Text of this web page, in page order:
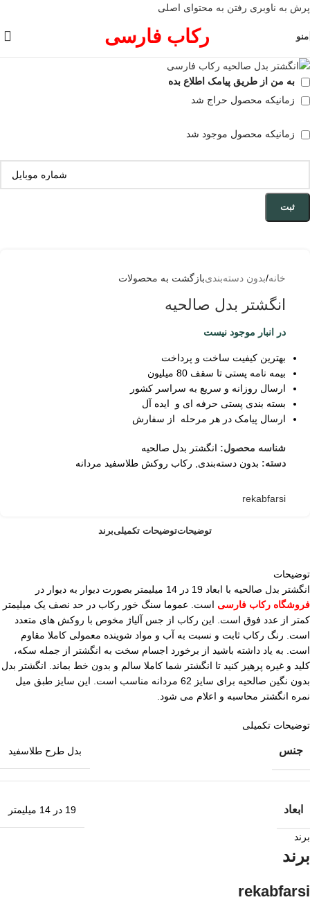
پرش به ناوبری رفتن به محتوای اصلی
منو رکاب فارسی فروخته شده
به من از طریق پیامک اطلاع بده
زمانیکه محصول حراج شد
زمانیکه محصول موجود شد
ثبت
خانه/بدون دسته‌بندیبازگشت به محصولات
انگشتر بدل صالحیه
در انبار موجود نیست
بهترین کیفیت ساخت و پرداخت
بیمه نامه پستی تا سقف 80 میلیون
ارسال روزانه و سریع به سراسر کشور
بسته بندی پستی حرفه ای و ایده آل
ارسال پیامک در هر مرحله از سفارش
شناسه محصول: انگشتر بدل صالحیه
دسته: بدون دسته‌بندی, رکاب روکش طلاسفید مردانه
rekabfarsi
توضیحاتتوضیحات تکمیلیبرند
توضیحات
انگشتر بدل صالحیه با ابعاد 19 در 14 میلیمتر بصورت دیوار به دیوار در
فروشگاه رکاب فارسی است. عموما سنگ خور رکاب در حد نصف یک میلیمتر
کمتر از عدد فوق است. این رکاب از جس آلیاژ مخوص با روکش های متعدد
است. رنگ رکاب ثابت و نسبت به آب و مواد شوینده معمولی کاملا مقاوم
است. به یاد داشته باشید از برخورد اجسام سخت به انگشتر از جمله سکه،
کلید و غیره پرهیز کنید تا انگشتر شما کاملا سالم و بدون خط بماند. انگشتر بدل
بدون نگین صالحیه برای سایز 62 مردانه مناسب است. این سایز طبق میل
نمره انگشتر محاسبه و اعلام می شود.
توضیحات تکمیلی
جنس بدل طرح طلاسفید
ابعاد 19 در 14 میلیمتر
برند
برند
rekabfarsi